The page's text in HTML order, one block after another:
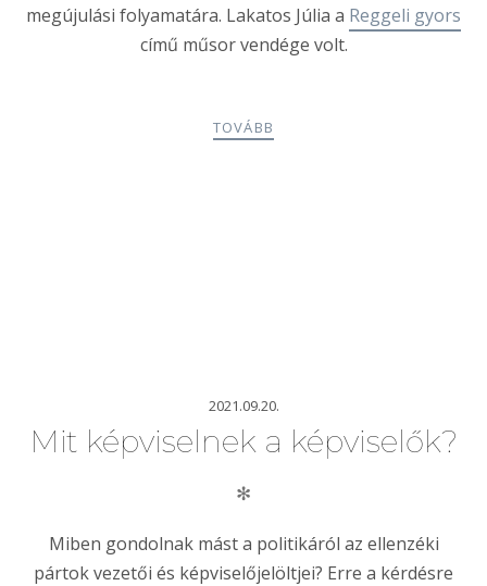
megújulási folyamatára. Lakatos Júlia a Reggeli gyors
című műsor vendége volt.
TOVÁBB
2021.09.20.
Mit képviselnek a képviselők?
✻
Miben gondolnak mást a politikáról az ellenzéki
pártok vezetői és képviselőjelöltjei? Erre a kérdésre